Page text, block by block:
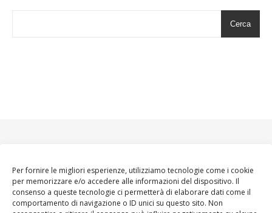
Per fornire le migliori esperienze, utilizziamo tecnologie come i cookie
per memorizzare e/o accedere alle informazioni del dispositivo. Il
consenso a queste tecnologie ci permetterà di elaborare dati come il
comportamento di navigazione o ID unici su questo sito. Non
Cerca